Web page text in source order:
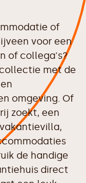
of
voor een
of collega's?
met de
omgeving. Of
zoekt, een
de handige
direct